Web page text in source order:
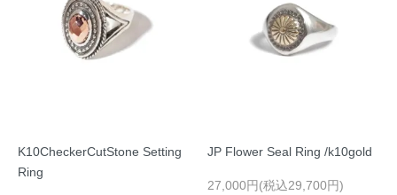
K10CheckerCutStone Setting
Ring
JP Flower Seal Ring /k10gold
27,000円(税込29,700円)